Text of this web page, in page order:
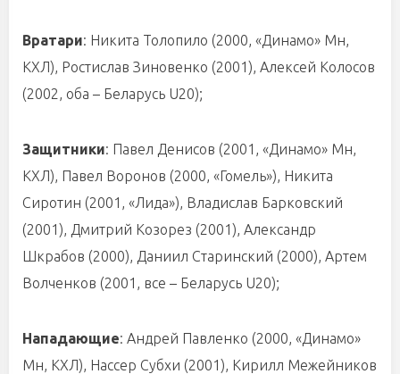
Вратари: Никита Толопило (2000, «Динамо» Мн,
КХЛ), Ростислав Зиновенко (2001), Алексей Колосов
(2002, оба – Беларусь U20);
Защитники: Павел Денисов (2001, «Динамо» Мн,
КХЛ), Павел Воронов (2000, «Гомель»), Никита
Сиротин (2001, «Лида»), Владислав Барковский
(2001), Дмитрий Козорез (2001), Александр
Шкрабов (2000), Даниил Старинский (2000), Артем
Волченков (2001, все – Беларусь U20);
Нападающие: Андрей Павленко (2000, «Динамо»
Мн, КХЛ), Нассер Субхи (2001), Кирилл Межейников